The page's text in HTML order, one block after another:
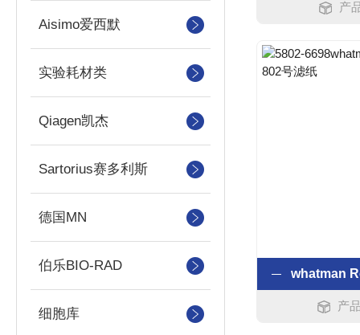
Aisimo爱西默
实验耗材类
Qiagen凯杰
Sartorius赛多利斯
德国MN
伯乐BIO-RAD
细胞库
产
产